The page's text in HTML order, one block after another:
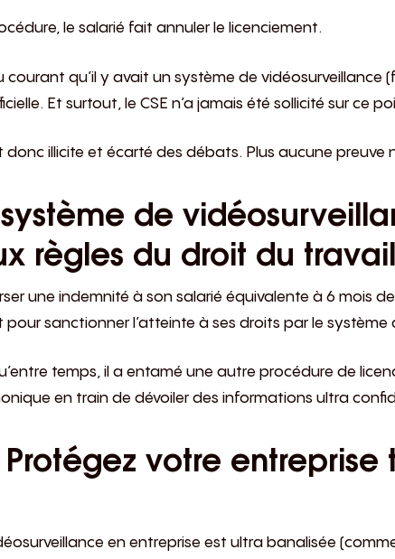
le salarié fait annuler le licenciement.
courant qu’il y avait un système de vidéosurveillance
Et surtout, le CSE n’a jamais été sollicité sur ce
donc illicite et écarté des débats. Plus aucune preuve
de
règles du droit du
une indemnité à son salarié équivalente à 6 mois
sanctionner l’atteinte à ses droits par le système
temps, il a entamé une autre procédure de
en train de dévoiler des informations ultra
votre
en entreprise est ultra banalisée (